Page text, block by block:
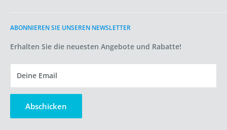
ABONNIEREN SIE UNSEREN NEWSLETTER
Erhalten Sie die neuesten Angebote und Rabatte!
Deine Email
Abschicken
Bedingungen der Dienstleistung
Versandpolitik
Datenschutzerklärung
Cookie-Richtlinie
Verkaufen Sie meine persönlichen Daten nicht
Bewertungen
Niederlande
USt-IdNr.: NL005171473B35
Handelsregisternummer: 87594021